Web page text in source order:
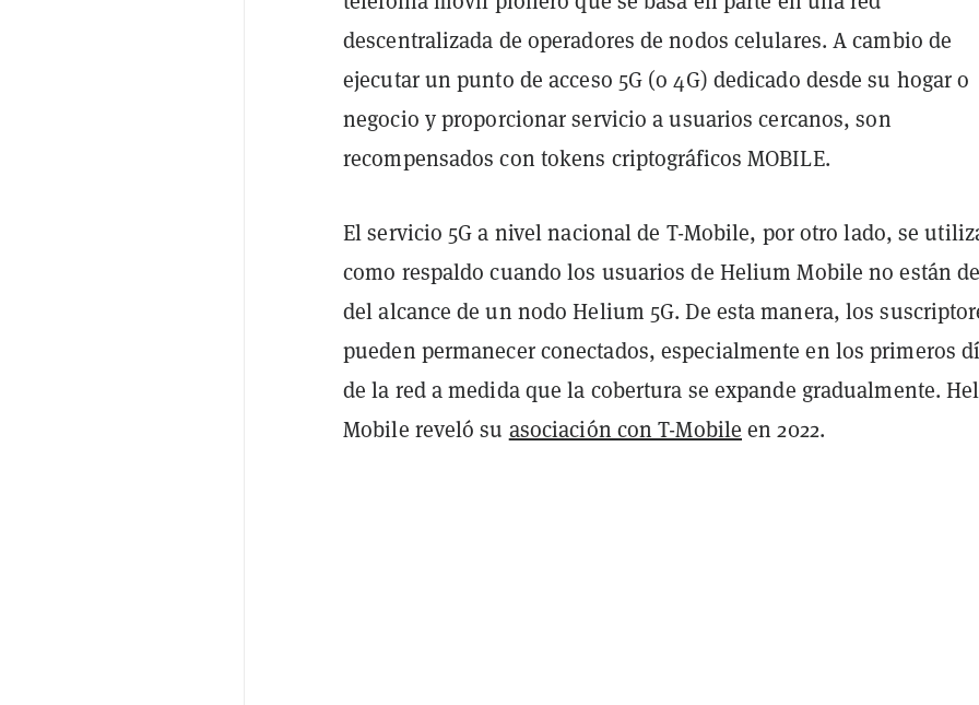
descentralizada de operadores de nodos celulares. A cambio de
ejecutar un punto de acceso 5G (o 4G) dedicado desde su hogar o
negocio y proporcionar servicio a usuarios cercanos, son
recompensados con tokens criptográficos MOBILE.
El servicio 5G a nivel nacional de T-Mobile, por otro lado, se
como respaldo cuando los usuarios de Helium Mobile no están
del alcance de un nodo Helium 5G. De esta manera, los
pueden permanecer conectados, especialmente en los primeros
de la red a medida que la cobertura se expande gradualmente.
Mobile reveló su asociación con T-Mobile en 2022.